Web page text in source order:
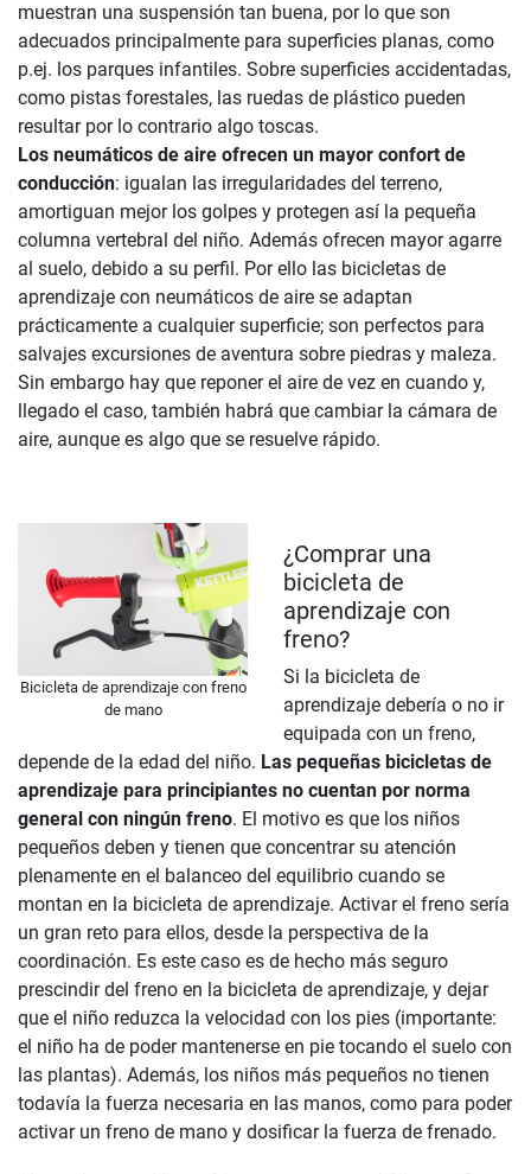
muestran una suspensión tan buena, por lo que son
adecuados principalmente para superficies planas, como
p.ej. los parques infantiles. Sobre superficies accidentadas,
como pistas forestales, las ruedas de plástico pueden
resultar por lo contrario algo toscas.
Los neumáticos de aire ofrecen un mayor confort de
conducción: igualan las irregularidades del terreno,
amortiguan mejor los golpes y protegen así la pequeña
columna vertebral del niño. Además ofrecen mayor agarre
al suelo, debido a su perfil. Por ello las bicicletas de
aprendizaje con neumáticos de aire se adaptan
prácticamente a cualquier superficie; son perfectos para
salvajes excursiones de aventura sobre piedras y maleza.
Sin embargo hay que reponer el aire de vez en cuando y,
llegado el caso, también habrá que cambiar la cámara de
aire, aunque es algo que se resuelve rápido.
Bicicleta de aprendizaje con freno
de mano
¿Comprar una
bicicleta de
aprendizaje con
freno?
Si la bicicleta de
aprendizaje debería o no ir
equipada con un freno,
depende de la edad del niño. Las pequeñas bicicletas de
aprendizaje para principiantes no cuentan por norma
general con ningún freno. El motivo es que los niños
pequeños deben y tienen que concentrar su atención
plenamente en el balanceo del equilibrio cuando se
montan en la bicicleta de aprendizaje. Activar el freno sería
un gran reto para ellos, desde la perspectiva de la
coordinación. Es este caso es de hecho más seguro
prescindir del freno en la bicicleta de aprendizaje, y dejar
que el niño reduzca la velocidad con los pies (importante:
el niño ha de poder mantenerse en pie tocando el suelo con
las plantas). Además, los niños más pequeños no tienen
todavía la fuerza necesaria en las manos, como para poder
activar un freno de mano y dosificar la fuerza de frenado.